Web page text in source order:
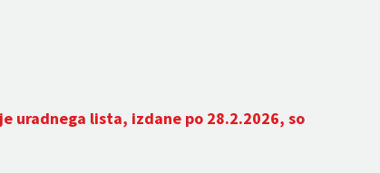
uradnega lista, izdane po 28.2.2026, so